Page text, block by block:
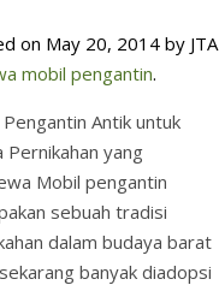
on May 20, 2014 by JTA
mobil pengantin.
Antik untuk
Pernikahan yang
Mobil pengantin
sebuah tradisi
dalam budaya barat
banyak diadopsi